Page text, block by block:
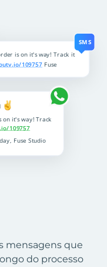
mensagens que
do processo